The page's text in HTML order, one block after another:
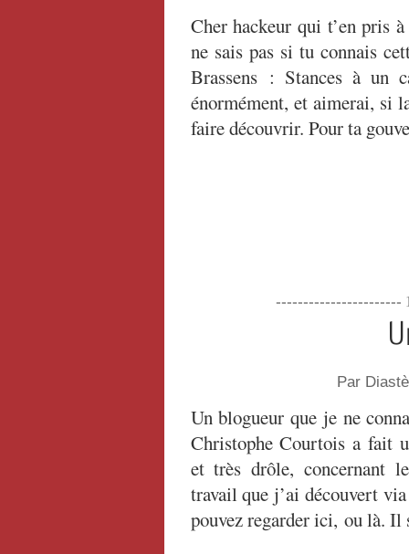
Cher hackeur qui t’en pris
ne sais pas si tu connais
Brassens : Stances à un
énormément, et aimerai, si
faire découvrir. Pour ta
-----------------------
Par
Un blogueur que je ne
Christophe Courtois a fait
et très drôle, concernant
travail que j’ai découvert
pouvez regarder ici, ou là. Il